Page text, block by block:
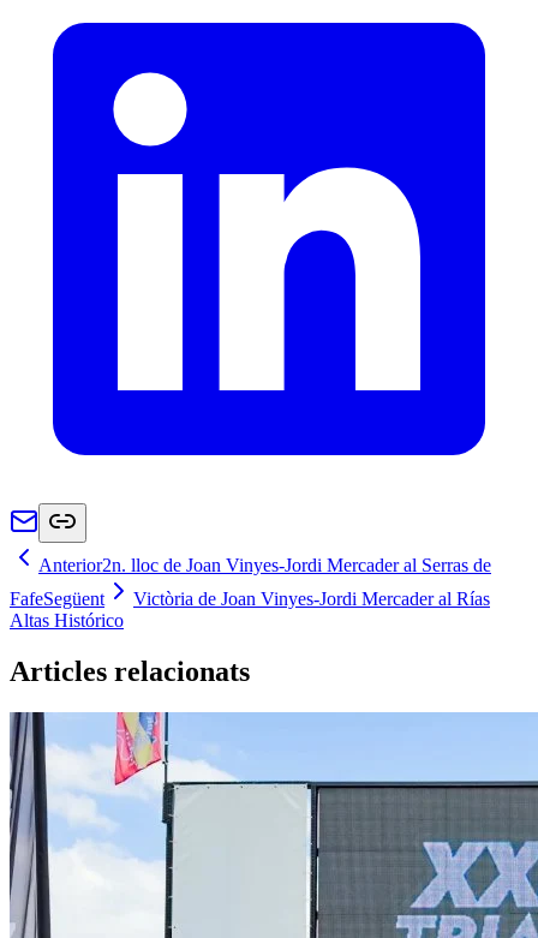
Anterior2n. lloc de Joan Vinyes-Jordi Mercader al Serras de
FafeSegüent
Victòria de Joan Vinyes-Jordi Mercader al Rías
Altas Histórico
Articles relacionats